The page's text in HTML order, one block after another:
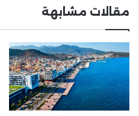
مقالات مشابهة